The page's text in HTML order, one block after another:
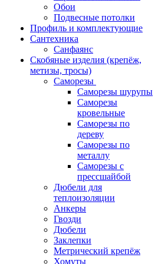
Обои
Подвесные потолки
Профиль и комплектующие
Сантехника
Санфаянс
Скобяные изделия (крепёж,
метизы, тросы)
Саморезы
Саморезы шурупы
Саморезы
кровельные
Саморезы по
дереву
Саморезы по
металлу
Саморезы с
прессшайбой
Дюбели для
теплоизоляции
Анкеры
Гвозди
Дюбели
Заклепки
Метрический крепёж
Хомуты